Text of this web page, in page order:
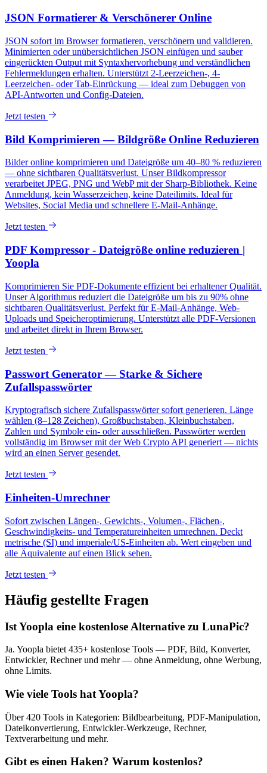
JSON Formatierer & Verschönerer Online
JSON sofort im Browser formatieren, verschönern und validieren.
Minimierten oder unübersichtlichen JSON einfügen und sauber
eingerückten Output mit Syntaxhervorhebung und verständlichen
Fehlermeldungen erhalten. Unterstützt 2-Leerzeichen-, 4-
Leerzeichen- oder Tab-Einrückung — ideal zum Debuggen von
API-Antworten und Config-Dateien.
Jetzt testen
Bild Komprimieren — Bildgröße Online Reduzieren
Bilder online komprimieren und Dateigröße um 40–80 % reduzieren
— ohne sichtbaren Qualitätsverlust. Unser Bildkompressor
verarbeitet JPEG, PNG und WebP mit der Sharp-Bibliothek. Keine
Anmeldung, kein Wasserzeichen, keine Dateilimits. Ideal für
Websites, Social Media und schnellere E-Mail-Anhänge.
Jetzt testen
PDF Kompressor - Dateigröße online reduzieren |
Yoopla
Komprimieren Sie PDF-Dokumente effizient bei erhaltener Qualität.
Unser Algorithmus reduziert die Dateigröße um bis zu 90% ohne
sichtbaren Qualitätsverlust. Perfekt für E-Mail-Anhänge, Web-
Uploads und Speicheroptimierung. Unterstützt alle PDF-Versionen
und arbeitet direkt in Ihrem Browser.
Jetzt testen
Passwort Generator — Starke & Sichere
Zufallspasswörter
Kryptografisch sichere Zufallspasswörter sofort generieren. Länge
wählen (8–128 Zeichen), Großbuchstaben, Kleinbuchstaben,
Zahlen und Symbole ein- oder ausschließen. Passwörter werden
vollständig im Browser mit der Web Crypto API generiert — nichts
wird an einen Server gesendet.
Jetzt testen
Einheiten-Umrechner
Sofort zwischen Längen-, Gewichts-, Volumen-, Flächen-,
Geschwindigkeits- und Temperatureinheiten umrechnen. Deckt
metrische (SI) und imperiale/US-Einheiten ab. Wert eingeben und
alle Äquivalente auf einen Blick sehen.
Jetzt testen
Häufig gestellte Fragen
Ist Yoopla eine kostenlose Alternative zu LunaPic?
Ja. Yoopla bietet 435+ kostenlose Tools — PDF, Bild, Konverter,
Entwickler, Rechner und mehr — ohne Anmeldung, ohne Werbung,
ohne Limits.
Wie viele Tools hat Yoopla?
Über 420 Tools in Kategorien: Bildbearbeitung, PDF-Manipulation,
Dateikonvertierung, Entwickler-Werkzeuge, Rechner,
Textverarbeitung und mehr.
Gibt es einen Haken? Warum kostenlos?